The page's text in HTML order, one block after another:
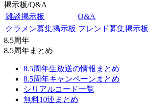
掲示板/Q&A
雑談掲示板
Q&A
クラメン募集掲示板 フレンド募集掲示板
8.5周年
8.5周年まとめ
8.5周年生放送の情報まとめ
8.5周年キャンペーンまとめ
シリアルコード一覧
無料10連まとめ